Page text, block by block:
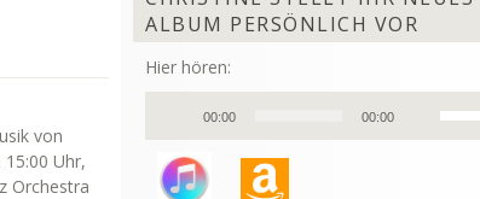
von
Uhr,
Orchestra
ALBUM PERSÖNLICH VOR
Hier hören:
00:00 00:00